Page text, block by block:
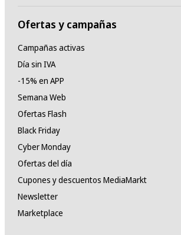
Ofertas y campañas
Campañas activas
Día sin IVA
-15% en APP
Semana Web
Ofertas Flash
Black Friday
Cyber Monday
Ofertas del día
Cupones y descuentos MediaMarkt
Newsletter
Marketplace